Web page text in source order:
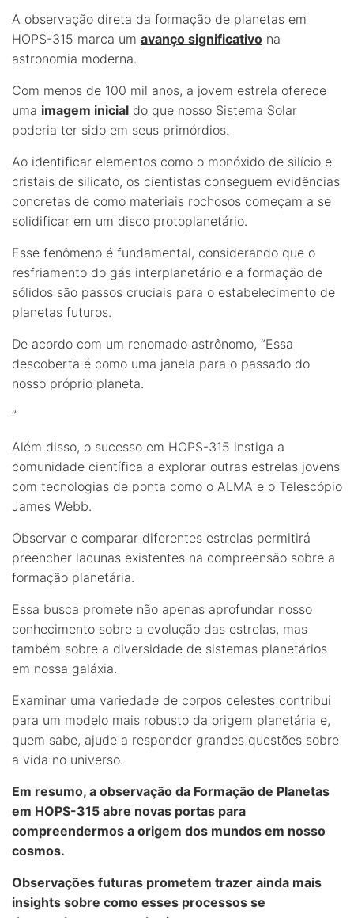
A observação direta da formação de planetas em
HOPS-315 marca um avanço significativo na
astronomia moderna.
Com menos de 100 mil anos, a jovem estrela oferece
uma imagem inicial do que nosso Sistema Solar
poderia ter sido em seus primórdios.
Ao identificar elementos como o monóxido de silício e
cristais de silicato, os cientistas conseguem evidências
concretas de como materiais rochosos começam a se
solidificar em um disco protoplanetário.
Esse fenômeno é fundamental, considerando que o
resfriamento do gás interplanetário e a formação de
sólidos são passos cruciais para o estabelecimento de
planetas futuros.
De acordo com um renomado astrônomo, “Essa
descoberta é como uma janela para o passado do
nosso próprio planeta.
”
Além disso, o sucesso em HOPS-315 instiga a
comunidade científica a explorar outras estrelas jovens
com tecnologias de ponta como o ALMA e o Telescópio
James Webb.
Observar e comparar diferentes estrelas permitirá
preencher lacunas existentes na compreensão sobre a
formação planetária.
Essa busca promete não apenas aprofundar nosso
conhecimento sobre a evolução das estrelas, mas
também sobre a diversidade de sistemas planetários
em nossa galáxia.
Examinar uma variedade de corpos celestes contribui
para um modelo mais robusto da origem planetária e,
quem sabe, ajude a responder grandes questões sobre
a vida no universo.
Em resumo, a observação da Formação de Planetas
em HOPS-315 abre novas portas para
compreendermos a origem dos mundos em nosso
cosmos.
Observações futuras prometem trazer ainda mais
insights sobre como esses processos se